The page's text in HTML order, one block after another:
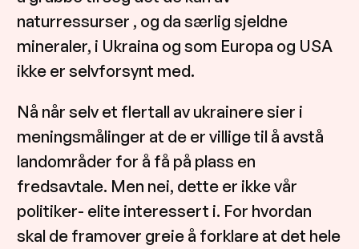
naturressurser , og da særlig sjeldne
mineraler, i Ukraina og som Europa og USA
ikke er selvforsynt med.
Nå når selv et flertall av ukrainere sier i
meningsmålinger at de er villige til å avstå
landområder for å få på plass en
fredsavtale. Men nei, dette er ikke vår
politiker- elite interessert i. For hvordan
skal de framover greie å forklare at det hele